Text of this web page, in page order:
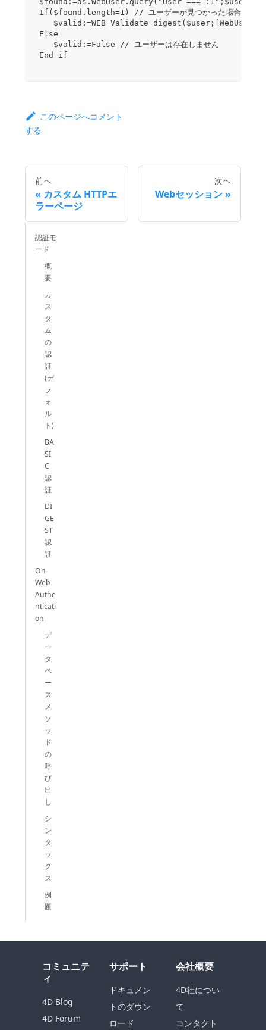
If($found.length=1) // ユーザーが見つかった場合
$valid:=WEB Validate
Else
    $valid:=False // ユーザーは存在しません
End if
このページへコメント
する
前へ
カスタム HTTPエ
ラーページ
次へ
Webセッション
認証モ
ード
概
要
カ
ス
タ
ム
の
認
証
(デ
フ
ォ
ル
ト)
BA
SI
C
認
証
DI
GE
ST
認
証
On
Web
Authe
nticati
on
デ
ー
タ
ベ
ー
ス
メ
ソ
ッ
ド
の
呼
び
出
し
シ
ン
タ
ッ
ク
ス
例
題
コミュニテ
ィ
4D Blog
4D Forum
サポート
ドキュメン
トのダウン
ロード
会社概要
4D社につい
て
コンタクト